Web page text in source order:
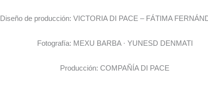
Diseño de producción: VICTORIA DI PACE – FÁTIMA
Fotografía: MEXU BARBA · YUNESD DENMATI
Producción: COMPAÑÍA DI PACE